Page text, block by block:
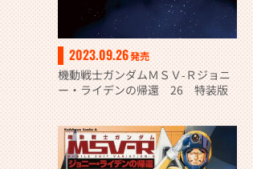
2023.09.26発売
機動戦士ガンダムＭＳＶ‐Ｒジョニ
ー・ライデンの帰還 26 特装版